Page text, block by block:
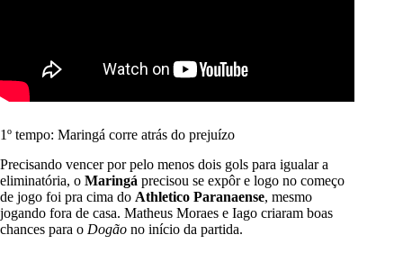
1º tempo: Maringá corre atrás do prejuízo
Precisando vencer por pelo menos dois gols para igualar a
eliminatória, o Maringá precisou se expôr e logo no começo
de jogo foi pra cima do Athletico Paranaense, mesmo
jogando fora de casa. Matheus Moraes e Iago criaram boas
chances para o Dogão no início da partida.